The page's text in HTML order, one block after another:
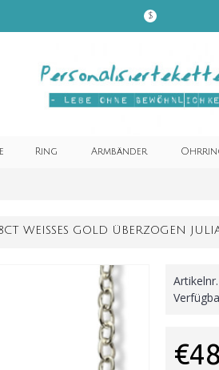
$
Ring Armbänder
WEISSES GOLD ÜBERZOGEN
Artikelnr.
€48